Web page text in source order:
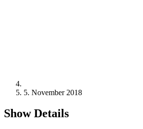
5. November 2018
Show Details